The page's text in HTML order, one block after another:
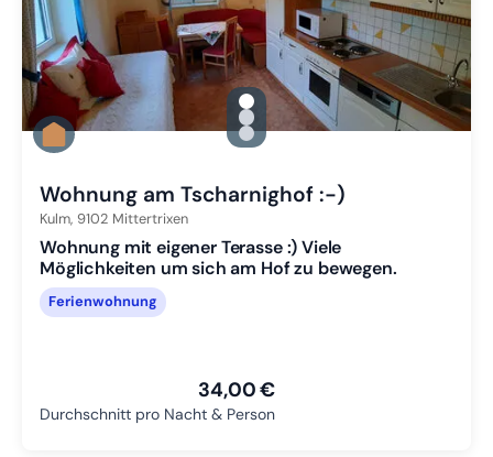
gallery.slide_selector
Zu Slide 1 wechseln
Zu Slide 2 wechseln
Zu Slide 3 wechseln
Wohnung am Tscharnighof :-)
Kulm, 9102 Mittertrixen
Wohnung mit eigener Terasse :) Viele
Möglichkeiten um sich am Hof zu bewegen.
Ferienwohnung
34,00 €
Durchschnitt pro Nacht & Person